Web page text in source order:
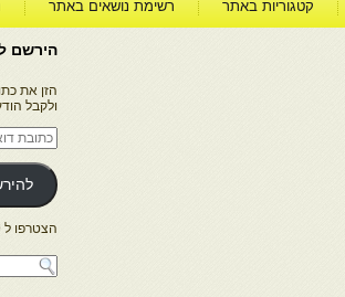
קטגוריות באתר רשימת נושאים באתר
הירשם
הזן את
ולקבל
כתובת
דואר
אלקטרוני
הצטרפו ל 239 מנויים נוספים